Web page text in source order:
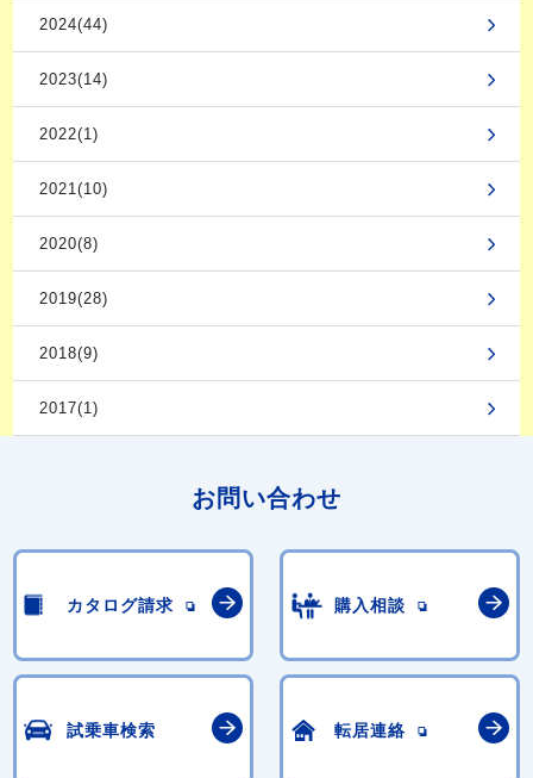
2024(44)
2023(14)
2022(1)
2021(10)
2020(8)
2019(28)
2018(9)
2017(1)
お問い合わせ
カタログ請求 購入相談
試乗車検索 転居連絡